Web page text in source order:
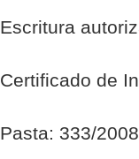
Escritura
Certificado de
Pasta: 333/2008